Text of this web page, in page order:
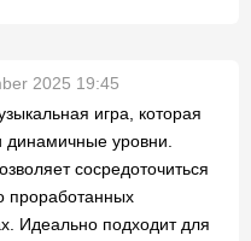
2025 19:45
игра, которая
динамичные уровни.
сосредоточиться
проработанных
Идеально подходит для